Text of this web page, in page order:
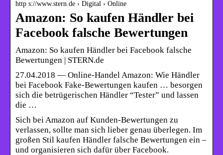
http s://www.stern.de › Digital › Online
Amazon: So kaufen Händler bei
Facebook falsche Bewertungen
Amazon: So kaufen Händler bei Facebook falsche
Bewertungen | STERN.de
27.04.2018 — Online-Handel Amazon: Wie Händler
bei Facebook Fake-Bewertungen kaufen … besorgen
sich die betrügerischen Händler “Tester” und lassen
die …
Sich bei Amazon auf Kunden-Bewertungen zu
verlassen, sollte man sich lieber genau überlegen. Im
großen Stil kaufen Händler falsche Bewertungen ein –
und organisieren sich dafür über Facebook.